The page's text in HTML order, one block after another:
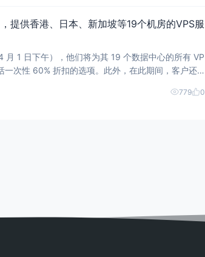
提供香港、日本、新加坡等19个机房的VPS服
1 日下午），他们将为其 19 个数据中心的所有 VP
一次性 60% 折扣的选项。此外，在此期间，客户还
虚拟化，采用纯 SSD RAID10 阵列，具有 1Gbp
779 0